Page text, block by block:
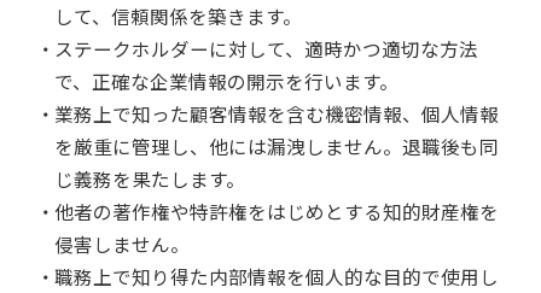
して、信頼関係を築きます。
ステークホルダーに対して、適時かつ適切な方法
で、正確な企業情報の開示を行います。
業務上で知った顧客情報を含む機密情報、個人情報
を厳重に管理し、他には漏洩しません。退職後も同
じ義務を果たします。
他者の著作権や特許権をはじめとする知的財産権を
侵害しません。
職務上で知り得た内部情報を個人的な目的で使用し